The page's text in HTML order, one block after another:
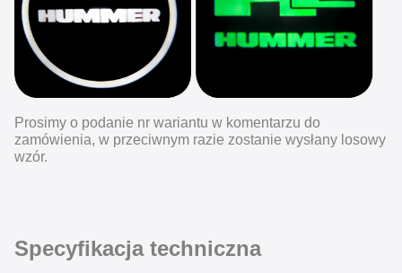
Prosimy o podanie nr wariantu w komentarzu do
zamówienia, w przeciwnym razie zostanie wysłany losowy
wzór.
Specyfikacja techniczna